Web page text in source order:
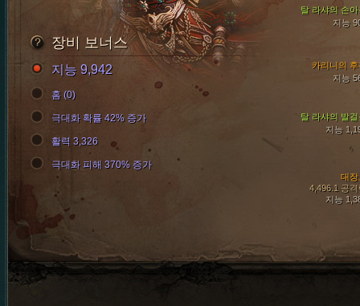
탈 라샤의 손아
지능
탈 라샤의 발걸
지능
대장
4,496.1 공격
지능
카리니의 후
지능
장비 보너스
지능 9,942
홈 (0)
극대화 확률 42% 증가
활력 3,326
극대화 피해 370% 증가